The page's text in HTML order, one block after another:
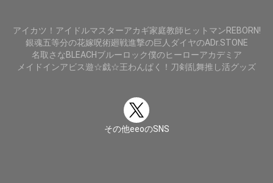
アイカツ！ アイドルマスターアカギ家庭教師ヒットマンREBORN!
銀魂五等分の花嫁呪術廻戦進撃の巨人 ダイヤのADr.STONE
名取さなBLEACHブルーロック僕のヒーローアカデミア
メイドインアビス遊☆戯☆王わんぱく！刀剣乱舞推し活グッズ
その他eeoのSNS